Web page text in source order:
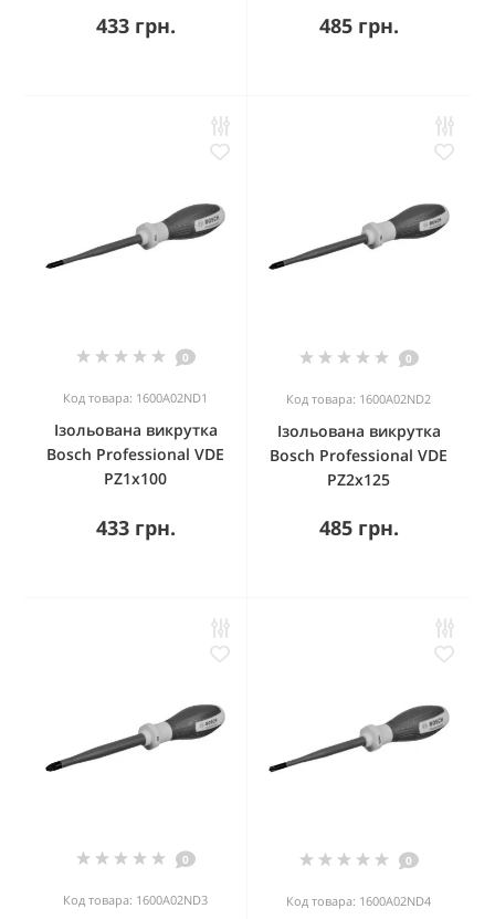
433 грн. 485 грн.
0
Код товара: 1600A02ND1
Ізольована викрутка
Bosch Professional VDE
PZ1x100
433 грн.
0
Код товара: 1600A02ND2
Ізольована викрутка
Bosch Professional VDE
PZ2x125
485 грн.
0
Код товара: 1600A02ND3
0
Код товара: 1600A02ND4